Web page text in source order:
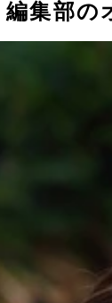
ドル・岸明日香
編集部の